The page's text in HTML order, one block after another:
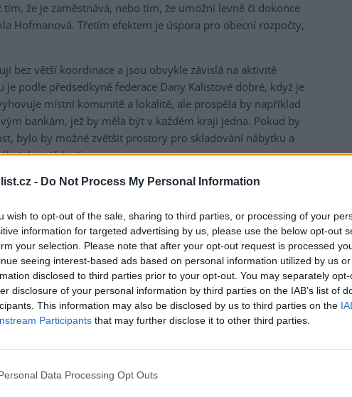
- Do Not Process My Personal Information
wish to opt-out of the sale, sharing to third parties, or processing of your
information for targeted advertising by us, please use the below opt-out
your selection. Please note that after your opt-out request is processed
seeing interest-based ads based on personal information utilized by us
disclosed to third parties prior to your opt-out. You may separately
disclosure of your personal information by third parties on the IAB’s list of
This information may also be disclosed by us to third parties on the
Participants that may further disclose it to other third parties.
Data Processing Opt Outs
že je zaměstnává, nebo tím, že umožní levně či dokonce
Hofmanová. Třetím efektem je úspora pro obecní rozpočty,
bez větší koordinace a jsou obvykle závislá na aktivitě
podle předsedkyně federace Dany Kalistové dobré, když je
místní komunitě a lokalitě, ale prospěla by například
bankám, jež by měla být v každém kraji jedna. Pokud by
bylo by možné zvětšit prostory pro skladování nábytku a
potřebují.
reuse center několik, jsou regiony, kde jich je velmi málo.
potenciál vidíme v Moravskoslezském kraji," řekla
si stát stanoví cíle, vytvoří podpůrný systém a pak je možné
západní Evropě to funguje, takže se stačí inspirovat a
z měřitelných cílů je například roční úspora odpadu na
Nemusí to podle ní být jen otázka měst, protože každá
či stavební buňku, kde bude věci skladovat. Poté je může
kam si lidé chodí nakupovat nebo brát potřebné věci.
a ještě jim zbývají peníze na dobročinné projekty, většina
zdrojů, což v některých městech funguje. "Primárním
a nikoliv zisk, jak je to u bazarů," řekla Hofmanová. I proto